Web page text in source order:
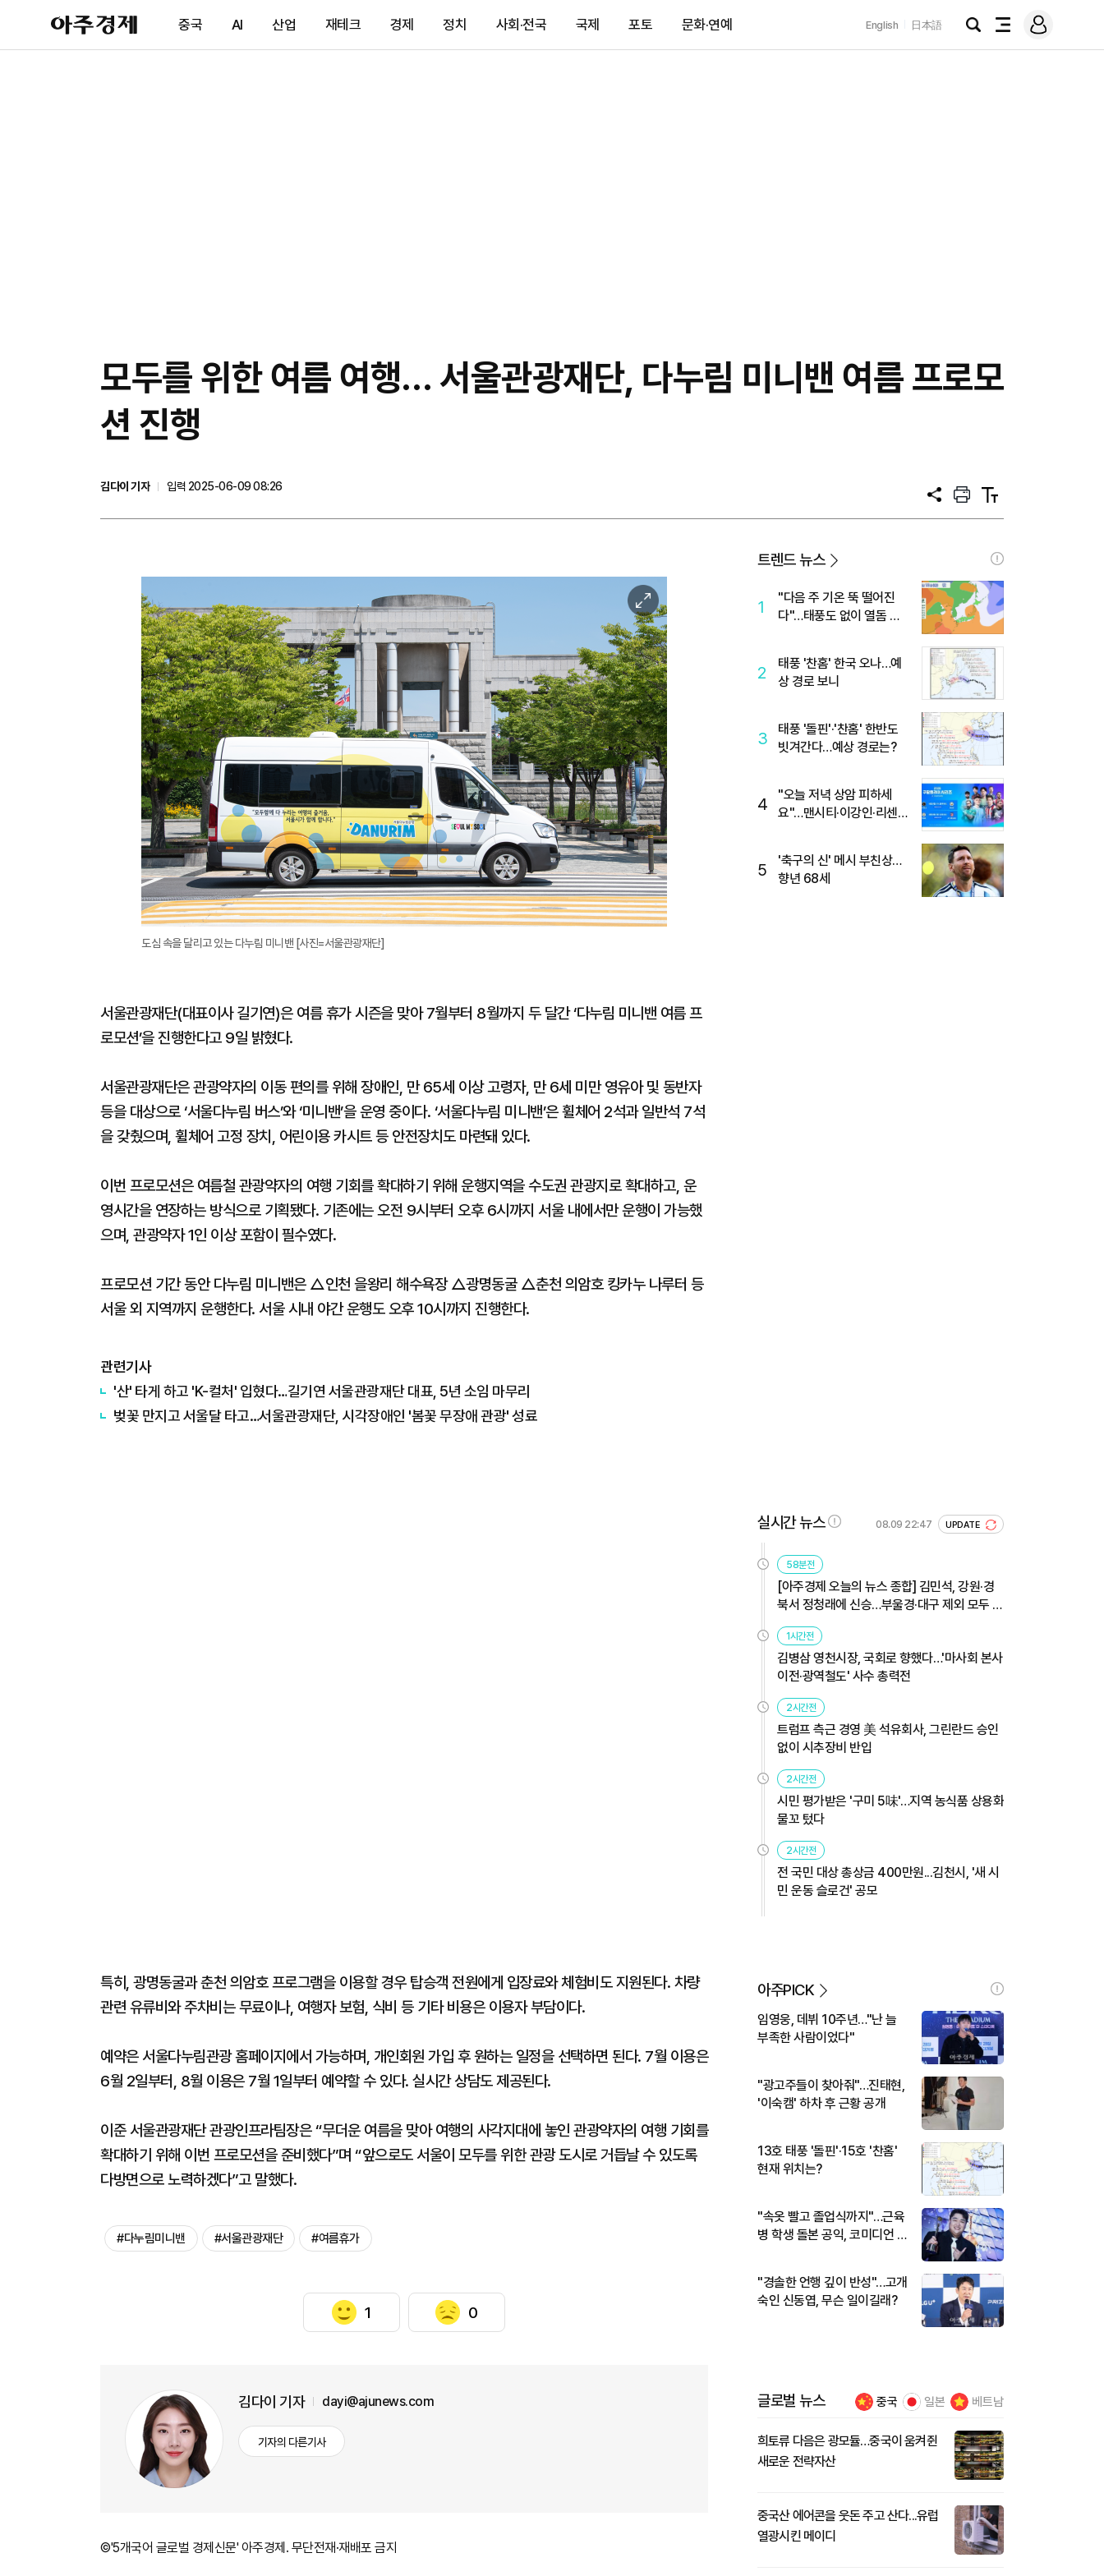
아
주
제
중국 AI 산업 재테크 경제 정치 사회·전국 국제 포토 문화·연예 English 日本語
검
전
메
그
모두를 위한 여름 여행… 서울관광재단, 다누림 미니밴 여름 프로모
션 진행
김다이 기자
입력 2025-06-09 08:26
공
프
트
텍
트
이
미
지
확
대
도심 속을 달리고 있는 다누림 미니밴 [사진=서울관광재단]
서울관광재단(대표이사 길기연)은 여름 휴가 시즌을 맞아 7월부터 8월까지 두 달간 ‘다누림 미니밴 여름 프
로모션’을 진행한다고 9일 밝혔다.
서울관광재단은 관광약자의 이동 편의를 위해 장애인, 만 65세 이상 고령자, 만 6세 미만 영유아 및 동반자
등을 대상으로 ‘서울다누림 버스’와 ‘미니밴’을 운영 중이다. ‘서울다누림 미니밴’은 휠체어 2석과 일반석 7석
을 갖췄으며, 휠체어 고정 장치, 어린이용 카시트 등 안전장치도 마련돼 있다.
이번 프로모션은 여름철 관광약자의 여행 기회를 확대하기 위해 운행지역을 수도권 관광지로 확대하고, 운
영시간을 연장하는 방식으로 기획됐다. 기존에는 오전 9시부터 오후 6시까지 서울 내에서만 운행이 가능했
으며, 관광약자 1인 이상 포함이 필수였다.
프로모션 기간 동안 다누림 미니밴은 △인천 을왕리 해수욕장 △광명동굴 △춘천 의암호 킹카누 나루터 등
서울 외 지역까지 운행한다. 서울 시내 야간 운행도 오후 10시까지 진행한다.
관련기사
'산' 타게 하고 'K-컬처' 입혔다…길기연 서울관광재단 대표, 5년 소임 마무리
벚꽃 만지고 서울달 타고…서울관광재단, 시각장애인 '봄꽃 무장애 관광' 성료
특히, 광명동굴과 춘천 의암호 프로그램을 이용할 경우 탑승객 전원에게 입장료와 체험비도 지원된다. 차량
관련 유류비와 주차비는 무료이나, 여행자 보험, 식비 등 기타 비용은 이용자 부담이다.
예약은 서울다누림관광 홈페이지에서 가능하며, 개인회원 가입 후 원하는 일정을 선택하면 된다. 7월 이용은
6월 2일부터, 8월 이용은 7월 1일부터 예약할 수 있다. 실시간 상담도 제공된다.
이준 서울관광재단 관광인프라팀장은 “무더운 여름을 맞아 여행의 사각지대에 놓인 관광약자의 여행 기회를
확대하기 위해 이번 프로모션을 준비했다”며 “앞으로도 서울이 모두를 위한 관광 도시로 거듭날 수 있도록
다방면으로 노력하겠다”고 말했다.
#다누림미니밴 #서울관광재단 #여름휴가
1 0
김다이 기자 dayi@ajunews.com
기자의 다른기사
©'5개국어 글로벌 경제신문' 아주경제. 무단전재·재배포 금지
트렌드 뉴스
1
"다음 주 기온 뚝 떨어진
다"…태풍도 없이 열돔 박
2
태풍 '찬홈' 한국 오나…예
상 경로 보니
3
태풍 '돌핀'·'찬홈' 한반도
빗겨간다…예상 경로는?
4
"오늘 저녁 상암 피하세
요"…맨시티·이강인·리센느
5
'축구의 신' 메시 부친상…
향년 68세
실시간 뉴스 08.09 22:47 UPDATE
58분전
[아주경제 오늘의 뉴스 종합] 김민석, 강원·경
북서 정청래에 신승…부울경·대구 제외 모두 웃
었다 外
1시간전
김병삼 영천시장, 국회로 향했다…'마사회 본사
이전·광역철도' 사수 총력전
2시간전
트럼프 측근 경영 美 석유회사, 그린란드 승인
없이 시추장비 반입
2시간전
시민 평가받은 '구미 5味'…지역 농식품 상용화
물꼬 텄다
2시간전
전 국민 대상 총상금 400만원...김천시, '새 시
민 운동 슬로건' 공모
아주PICK
임영웅, 데뷔 10주년…"난 늘
부족한 사람이었다"
"광고주들이 찾아줘"…진태현,
'이숙캠' 하차 후 근황 공개
13호 태풍 '돌핀'·15호 '찬홈'
현재 위치는?
"속옷 빨고 졸업식까지"…근육
병 학생 돌본 공익, 코미디언 김
"경솔한 언행 깊이 반성"…고개
숙인 신동엽, 무슨 일이길래?
글로벌 뉴스 중국 일본 베트남
희토류 다음은 광모듈…중국이 움켜쥔
새로운 전략자산
중국산 에어콘을 웃돈 주고 산다...유럽
열광시킨 메이디